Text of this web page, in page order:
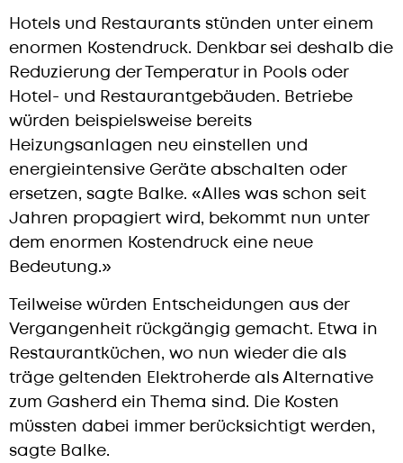
Hotels und Restaurants stünden unter einem
enormen Kostendruck. Denkbar sei deshalb die
Reduzierung der Temperatur in Pools oder
Hotel- und Restaurantgebäuden. Betriebe
würden beispielsweise bereits
Heizungsanlagen neu einstellen und
energieintensive Geräte abschalten oder
ersetzen, sagte Balke. «Alles was schon seit
Jahren propagiert wird, bekommt nun unter
dem enormen Kostendruck eine neue
Bedeutung.»
Teilweise würden Entscheidungen aus der
Vergangenheit rückgängig gemacht. Etwa in
Restaurantküchen, wo nun wieder die als
träge geltenden Elektroherde als Alternative
zum Gasherd ein Thema sind. Die Kosten
müssten dabei immer berücksichtigt werden,
sagte Balke.